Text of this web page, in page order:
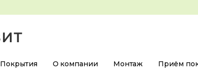
Покрытия О компании Монтаж Приём